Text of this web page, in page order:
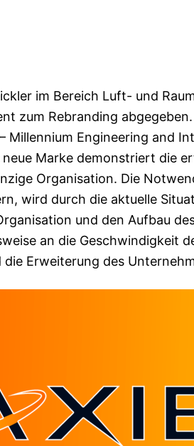
im Bereich Luft- und
zum Rebranding
Millennium Engineering and
neue Marke demonstriert die
Organisation. Die
wird durch die aktuelle
und den Aufbau
an die Geschwindigkeit
die Erweiterung des